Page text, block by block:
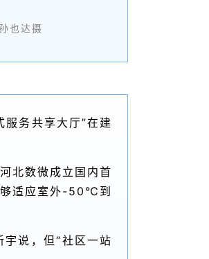
也达摄
务共享大厅”在建
北数微成立国内首
够适应室外-50℃到
说，但“社区一站